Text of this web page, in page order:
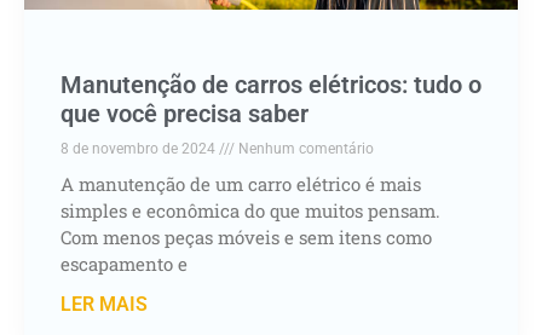
Manutenção de carros elétricos: tudo o
que você precisa saber
8 de novembro de 2024 Nenhum comentário
A manutenção de um carro elétrico é mais
simples e econômica do que muitos pensam.
Com menos peças móveis e sem itens como
escapamento e
LER MAIS